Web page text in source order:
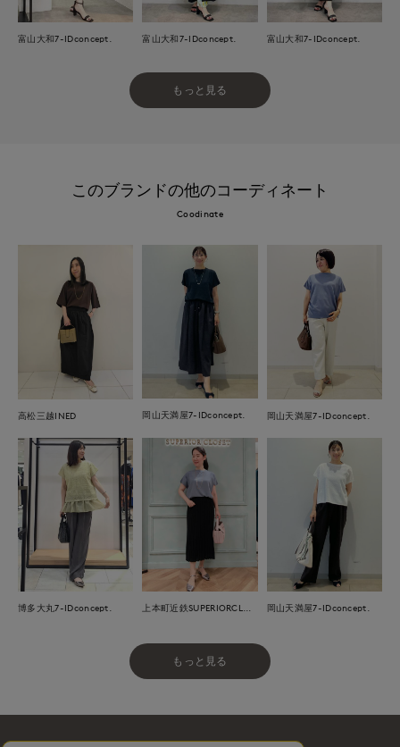
富山大和7-IDconcept. 富山大和7-IDconcept. 富山大和7-IDconcept.
もっと見る
このブランドの他のコーディネート
Coodinate
高松三越INED 岡山天満屋7-IDconcept. 岡山天満屋7-IDconcept.
博多大丸7-IDconcept. 岡山天満屋7-IDconcept.
もっと見る